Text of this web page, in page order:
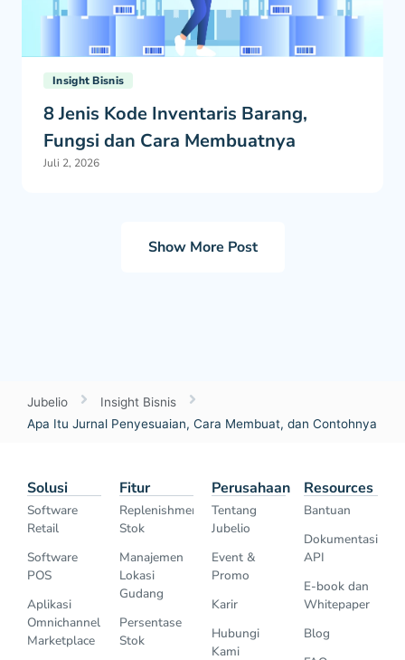
Insight Bisnis
8 Jenis Kode Inventaris Barang,
Fungsi dan Cara Membuatnya
Juli 2, 2026
Show More Post
Jubelio
Insight Bisnis
Apa Itu Jurnal Penyesuaian, Cara Membuat, dan Contohnya
Solusi
Software
Retail
Software
POS
Aplikasi
Omnichannel
Marketplace
Fitur
Replenishment
Stok
Manajemen
Lokasi
Gudang
Persentase
Stok
Perusahaan
Tentang
Jubelio
Event &
Promo
Karir
Hubungi
Kami
Resources
Bantuan
Dokumentasi
API
E-book dan
Whitepaper
Blog